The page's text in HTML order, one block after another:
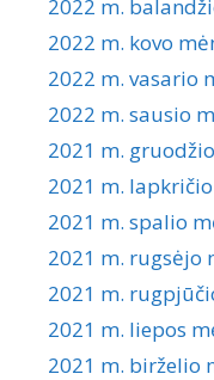
2022 m.
2022 m. kovo
2022 m. vasario
2022 m. sausio
2021 m.
2021 m.
2021 m. spalio
2021 m. rugsėjo
2021 m.
2021 m. liepos
2021 m. birželio